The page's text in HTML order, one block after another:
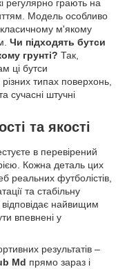
регулярно грають на
Модель особливо
м'якому
Чи підходять бутси
грунті? Так,
ці бутси
типах поверхонь,
сучасні штучні
та якості
в перевірений
Кожна деталь цих
реальних футболістів,
та стабільну
найвищим
впевнені у
результатів –
Md прямо зараз і